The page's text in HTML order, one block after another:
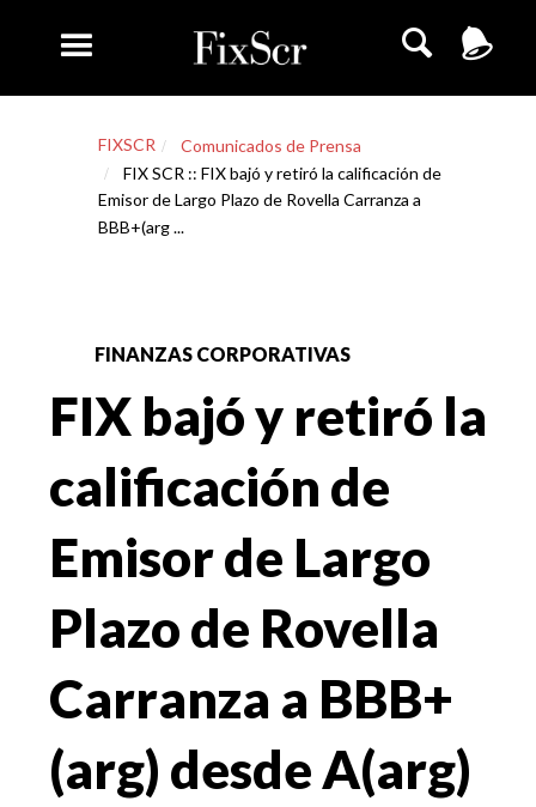
FIXSCR
Comunicados de Prensa
FIX SCR :: FIX bajó y retiró la calificación de
Emisor de Largo Plazo de Rovella Carranza a
BBB+(arg ...
FINANZAS CORPORATIVAS
FIX bajó y retiró la
calificación de
Emisor de Largo
Plazo de Rovella
Carranza a BBB+
(arg) desde A(arg)